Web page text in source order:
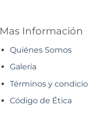
Mas Información
Quiénes Somos
Galería
Términos y
Código de Ética